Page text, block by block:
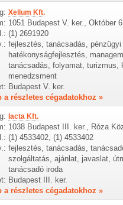
Xellum Kft.
1051 Budapest V. ker., Október
(1) 2691920
fejlesztés, tanácsadás,
hatékonyságfejlesztés,
tanácsadás, folyamat, turizmus,
menedzsment
Budapest V. ker.
a részletes cégadatokhoz »
Iacta Kft.
1038 Budapest III. ker., Róza
(1) 4533402, (1) 4533402
fejlesztés, tanácsadás,
szolgáltatás, ajánlat, javaslat,
tanácsadó iroda
Budapest III. ker.
a részletes cégadatokhoz »